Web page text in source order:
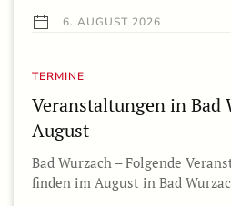
6. AUGUST 2026
TERMINE
Veranstaltungen in Bad
August
Bad Wurzach – Folgende
finden im August in Bad